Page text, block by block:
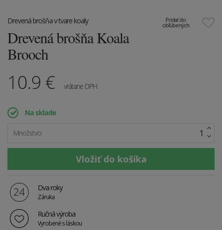
Pridať do
obľúbených
Drevená brošňa v tvare koaly
Drevená brošňa Koala
Brooch
10.9 € vrátane DPH
Na sklade
Množstvo:
Dva roky
Záruka
Ručná výroba
Vyrobené s láskou